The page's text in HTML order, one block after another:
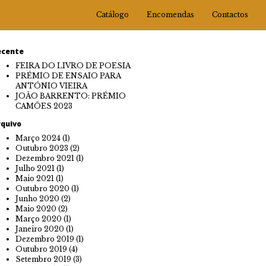
Catálogo Encomendas Contactos
FEIRA DO LIVRO DE POESIA
PRÉMIO DE ENSAIO PARA
ANTÓNIO VIEIRA
JOÃO BARRENTO: PRÉMIO
CAMÕES 2023
Março 2024 (1)
Outubro 2023 (2)
Dezembro 2021 (1)
Julho 2021 (1)
Maio 2021 (1)
Outubro 2020 (1)
Junho 2020 (2)
Maio 2020 (2)
Março 2020 (1)
Janeiro 2020 (1)
Dezembro 2019 (1)
Outubro 2019 (4)
Setembro 2019 (3)